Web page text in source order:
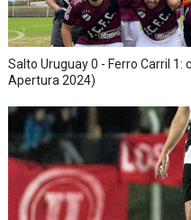
Salto Uruguay 0 - Ferro Carril 1:
Apertura 2024)